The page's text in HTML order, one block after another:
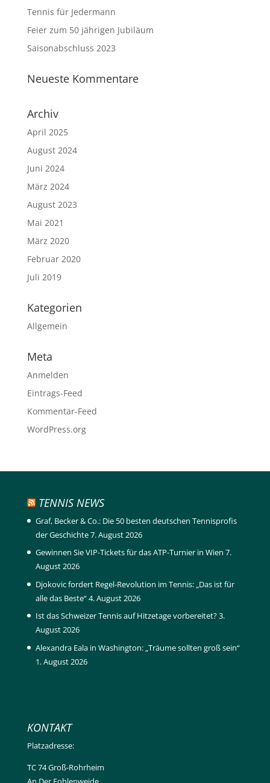
Tennis für Jedermann
Feier zum 50 jährigen Jubiläum
Saisonabschluss 2023
Neueste Kommentare
Archiv
April 2025
August 2024
Juni 2024
März 2024
August 2023
Mai 2021
März 2020
Februar 2020
Juli 2019
Kategorien
Allgemein
Meta
Anmelden
Eintrags-Feed
Kommentar-Feed
WordPress.org
TENNIS NEWS
Graf, Becker & Co.: Die 50 besten deutschen Tennisprofis
der Geschichte7. August 2026
Gewinnen Sie VIP-Tickets für das ATP-Turnier in Wien 7.
August 2026
Djokovic fordert Regel-Revolution im Tennis: „Das ist für
alle das Beste“4. August 2026
Ist das Schweizer Tennis auf Hitzetage vorbereitet?3.
August 2026
Alexandra Eala in Washington: „Träume sollten groß sein“
1. August 2026
KONTAKT
Platzadresse:
TC 74 Groß-Rohrheim